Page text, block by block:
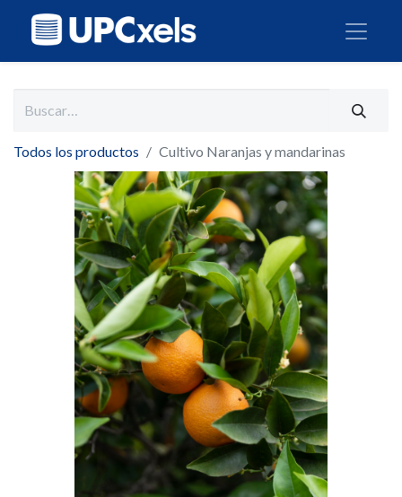
Todos los productos Cultivo Naranjas y mandarinas